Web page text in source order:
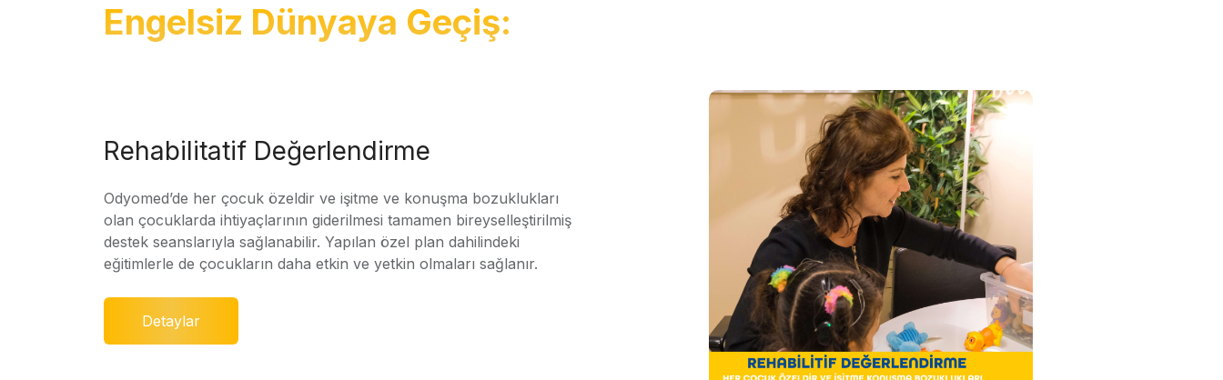
Engelsiz Dünyaya Geçiş:
Rehabilitatif Değerlendirme
Odyomed’de her çocuk özeldir ve işitme ve konuşma bozuklukları
olan çocuklarda ihtiyaçlarının giderilmesi tamamen bireyselleştirilmiş
destek seanslarıyla sağlanabilir. Yapılan özel plan dahilindeki
eğitimlerle de çocukların daha etkin ve yetkin olmaları sağlanır.
Detaylar